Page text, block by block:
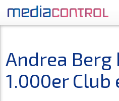
Andrea Berg
1.000er